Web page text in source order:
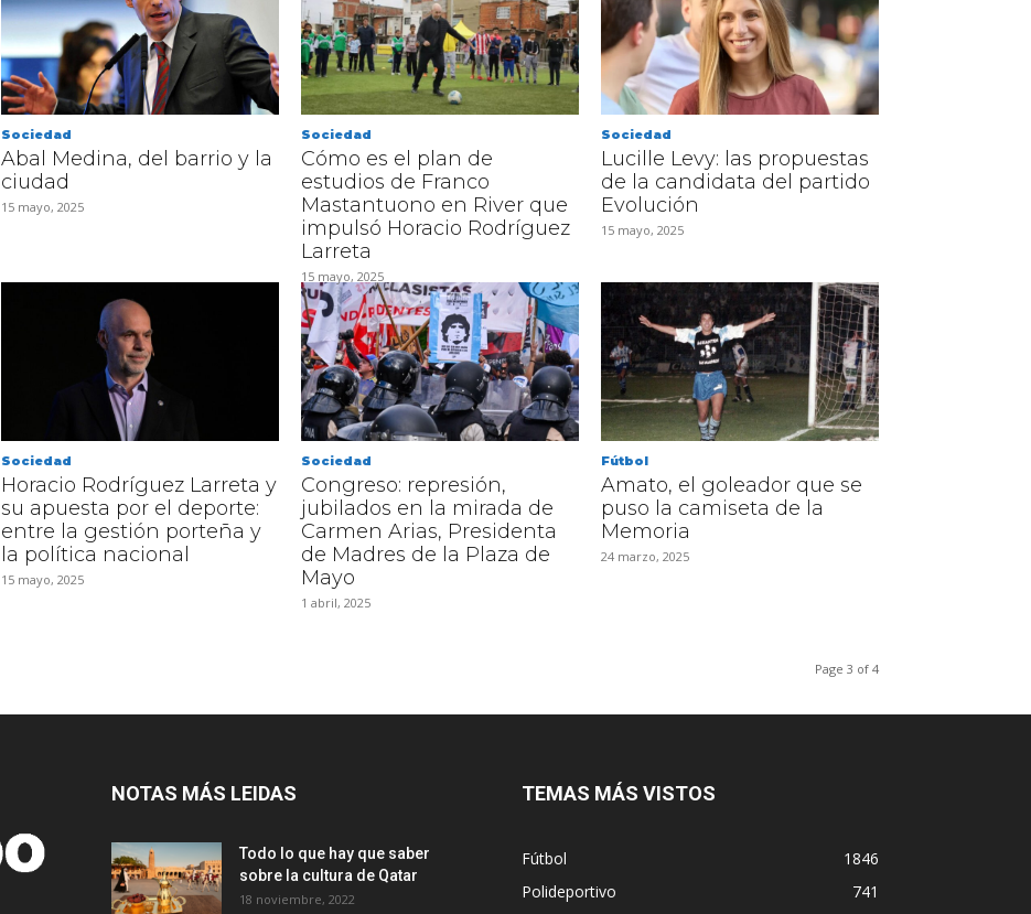
Sociedad
Abal Medina, del barrio y la
ciudad
15 mayo, 2025
Sociedad
Cómo es el plan de
estudios de Franco
Mastantuono en River que
impulsó Horacio Rodríguez
Larreta
15 mayo, 2025
Sociedad
Lucille Levy: las propuestas
de la candidata del partido
Evolución
15 mayo, 2025
Sociedad
Horacio Rodríguez Larreta y
su apuesta por el deporte:
entre la gestión porteña y
la política nacional
15 mayo, 2025
Sociedad
Congreso: represión,
jubilados en la mirada de
Carmen Arias, Presidenta
de Madres de la Plaza de
Mayo
1 abril, 2025
Fútbol
Amato, el goleador que se
puso la camiseta de la
Memoria
24 marzo, 2025
Page 3 of 4
NOTAS MÁS LEIDAS
Todo lo que hay que saber
sobre la cultura de Qatar
18 noviembre, 2022
TEMAS MÁS VISTOS
Fútbol
1846
Polideportivo
741